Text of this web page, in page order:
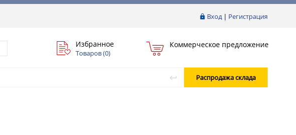
Вход| Регистрация
Избранное
Товаров (0)
Коммерческое предложение
Распродажа склада